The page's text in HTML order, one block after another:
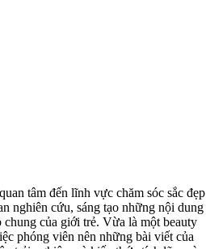
tâm đến lĩnh vực chăm sóc sắc đẹp
nghiên cứu, sáng tạo những nội dung
của giới trẻ. Vừa là một beauty
phóng viên nên những bài viết của